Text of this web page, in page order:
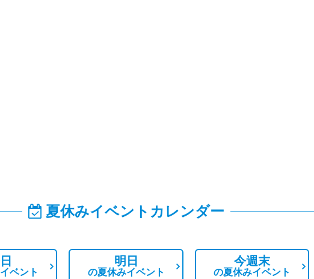
夏休みイベントカレンダー
ベント
明日
の夏休みイベント
今週末
の夏休みイベント